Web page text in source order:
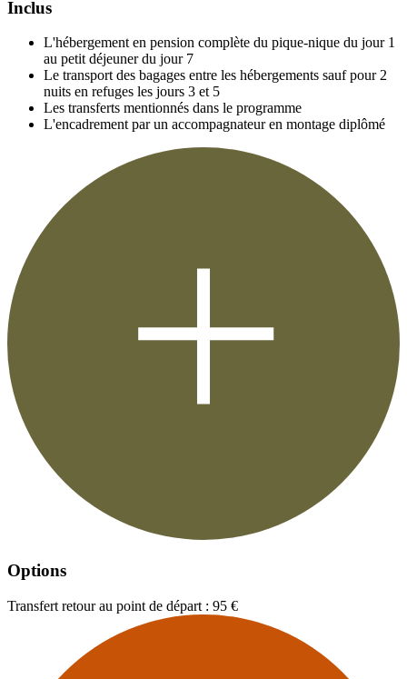
Inclus
L'hébergement en pension complète du pique-nique du jour 1
au petit déjeuner du jour 7
Le transport des bagages entre les hébergements sauf pour 2
nuits en refuges les jours 3 et 5
Les transferts mentionnés dans le programme
L'encadrement par un accompagnateur en montage diplômé
Options
Transfert retour au point de départ : 95 €